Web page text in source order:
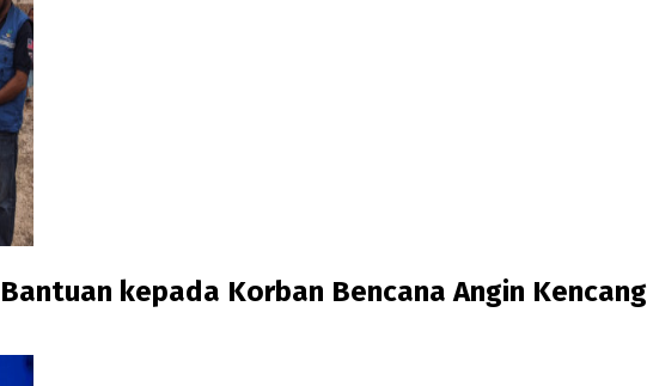
kepada Korban Bencana Angin Kencang